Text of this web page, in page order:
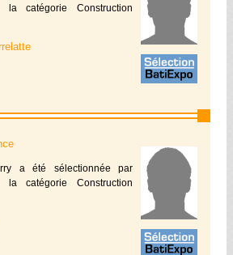
la catégorie Construction
a été sélectionnée par
la catégorie Construction